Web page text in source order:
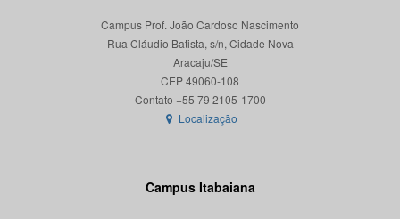
Campus Prof. João Cardoso Nascimento
Rua Cláudio Batista, s/n, Cidade Nova
Aracaju/SE
CEP 49060-108
Localização
Campus Itabaiana